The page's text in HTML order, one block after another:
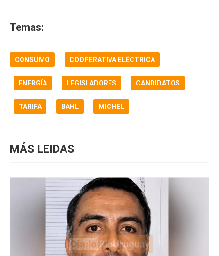
Temas:
CONSUMO COOPERATIVA ELÉCTRICA
ENERGÍA LEGISLADORES CANDIDATOS
TARIFA BAHL MICHEL
MÁS LEIDAS